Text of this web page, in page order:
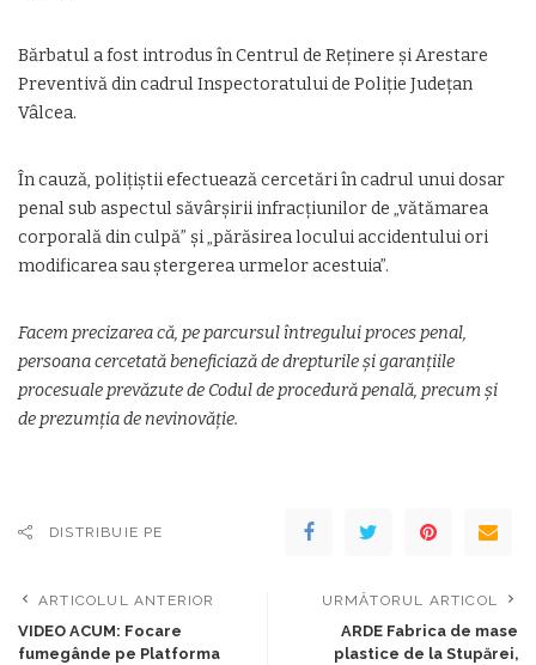
Bărbatul a fost introdus în Centrul de Reținere și Arestare
Preventivă din cadrul Inspectoratului de Poliție Județan
Vâlcea.
În cauză, polițiștii efectuează cercetări în cadrul unui dosar
penal sub aspectul săvârșirii infracțiunilor de „vătămarea
corporală din culpă” și „părăsirea locului accidentului ori
modificarea sau ștergerea urmelor acestuia”.
Facem precizarea că, pe parcursul întregului proces penal,
persoana cercetată beneficiază de drepturile și garanțiile
procesuale prevăzute de Codul de procedură penală, precum și
de prezumția de nevinovăție.
DISTRIBUIE PE
ARTICOLUL ANTERIOR
VIDEO ACUM: Focare
fumegânde pe Platforma
URMĂTORUL ARTICOL
ARDE Fabrica de mase
plastice de la Stupărei,